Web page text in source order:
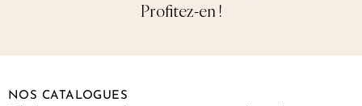
Profitez-en !
NOS CATALOGUES